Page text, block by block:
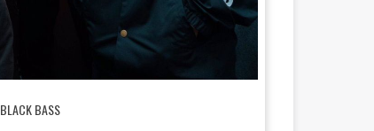
BLACK BASS